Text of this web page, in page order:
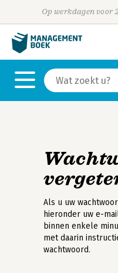
Op werkdagen voor
Als u uw
hieronder uw e-
binnen enkele
met daarin
wachtwoord.